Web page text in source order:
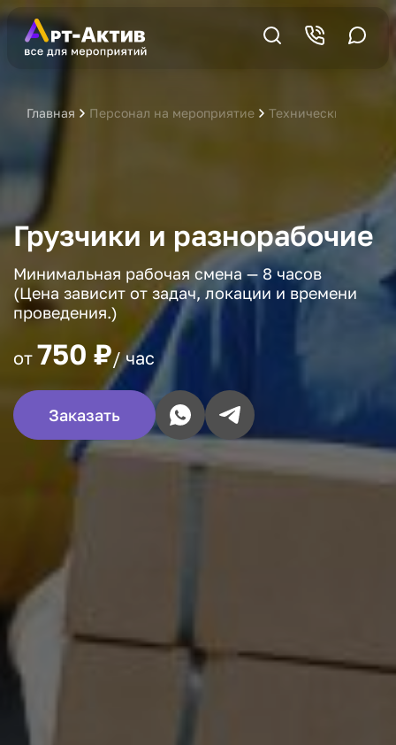
Главная Персонал на мероприятие Технический
Грузчики и разнорабочие
Минимальная рабочая смена — 8 часов
(Цена зависит от задач, локации и времени
проведения.)
от 750 ₽ / час
Заказать